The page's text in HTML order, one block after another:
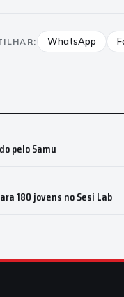
WhatsApp
pelo Samu
180 jovens no Sesi Lab